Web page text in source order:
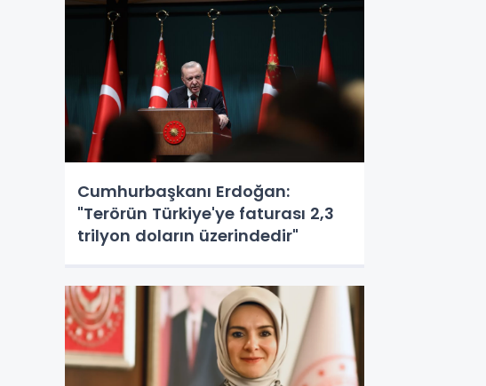
Cumhurbaşkanı Erdoğan:
"Terörün Türkiye'ye faturası 2,3
trilyon doların üzerindedir"